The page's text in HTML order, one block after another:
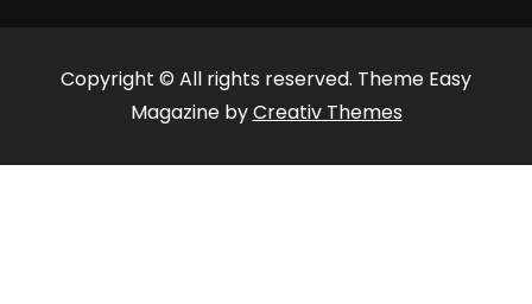
Copyright © All rights reserved. Theme Easy
Magazine byCreativ Themes